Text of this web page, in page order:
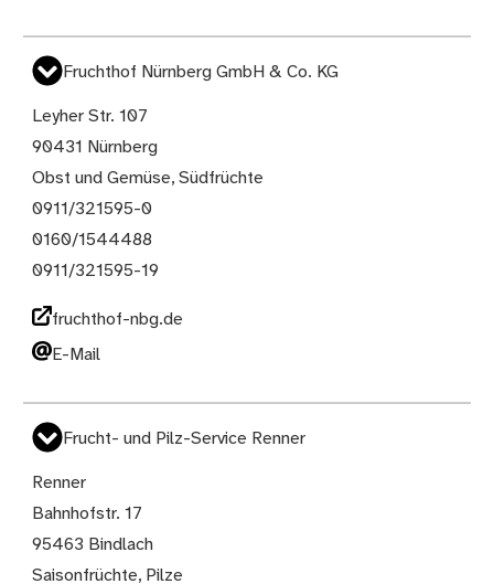
Fruchthof Nürnberg GmbH & Co. KG
Leyher Str. 107
90431 Nürnberg
Obst und Gemüse, Südfrüchte
0911/321595-0
0160/1544488
0911/321595-19
fruchthof-nbg.de
E-Mail
Frucht- und Pilz-Service Renner
Renner
Bahnhofstr. 17
95463 Bindlach
Saisonfrüchte, Pilze